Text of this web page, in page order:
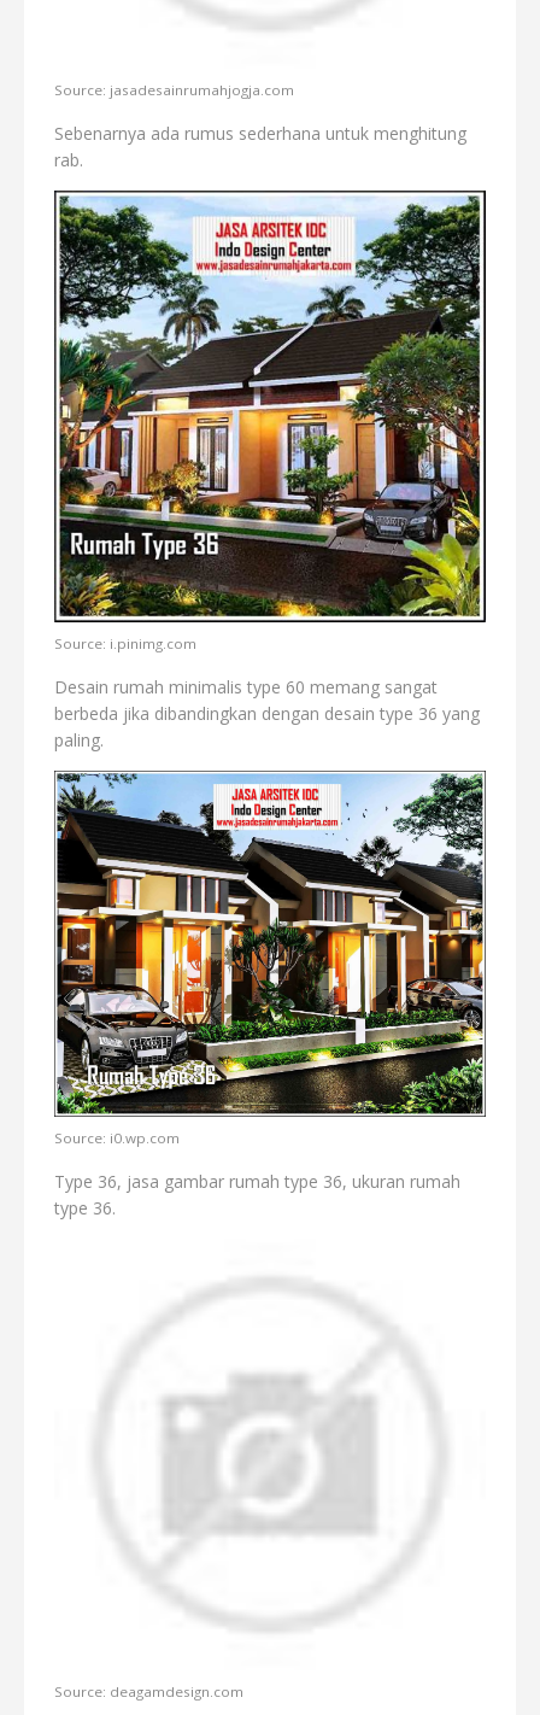
Source: jasadesainrumahjogja.com
Sebenarnya ada rumus sederhana untuk menghitung
rab.
Source: i.pinimg.com
Desain rumah minimalis type 60 memang sangat
berbeda jika dibandingkan dengan desain type 36 yang
paling.
Source: i0.wp.com
Type 36, jasa gambar rumah type 36, ukuran rumah
type 36.
Source: deagamdesign.com